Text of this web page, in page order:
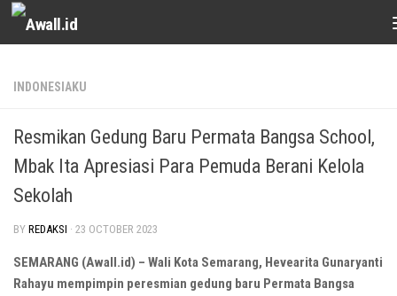
Skip to content
INDONESIAKU
Resmikan Gedung Baru Permata Bangsa School,
Mbak Ita Apresiasi Para Pemuda Berani Kelola
Sekolah
BY REDAKSI · 23 OCTOBER 2023
SEMARANG (Awall.id) – Wali Kota Semarang, Hevearita Gunaryanti
Rahayu mempimpin peresmian gedung baru Permata Bangsa